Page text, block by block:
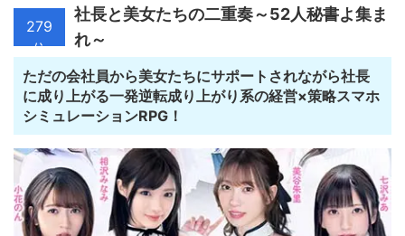
279
位
社長と美女たちの二重奏～52人秘書よ集ま
れ～
ただの会社員から美女たちにサポートされながら社長
に成り上がる一発逆転成り上がり系の経営×策略スマホ
シミュレーションRPG！